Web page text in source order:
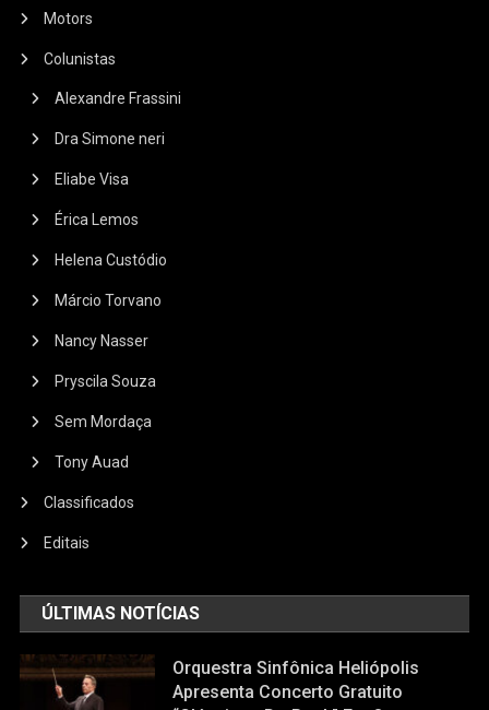
Motors
Colunistas
Alexandre Frassini
Dra Simone neri
Eliabe Visa
Érica Lemos
Helena Custódio
Márcio Torvano
Nancy Nasser
Pryscila Souza
Sem Mordaça
Tony Auad
Classificados
Editais
ÚLTIMAS NOTÍCIAS
Orquestra Sinfônica Heliópolis
Apresenta Concerto Gratuito